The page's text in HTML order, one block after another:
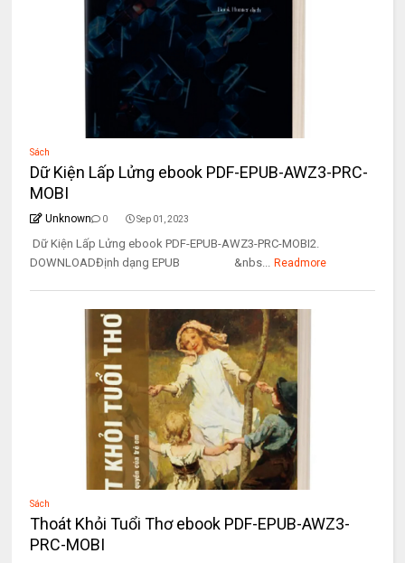
Sách
Dữ Kiện Lấp Lửng ebook PDF-EPUB-AWZ3-PRC-
MOBI
Unknown 0 Sep 01, 2023
Dữ Kiện Lấp Lửng ebook PDF-EPUB-AWZ3-PRC-MOBI2.
DOWNLOADĐịnh dạng EPUB &nbs... Readmore
Sách
Thoát Khỏi Tuổi Thơ ebook PDF-EPUB-AWZ3-
PRC-MOBI